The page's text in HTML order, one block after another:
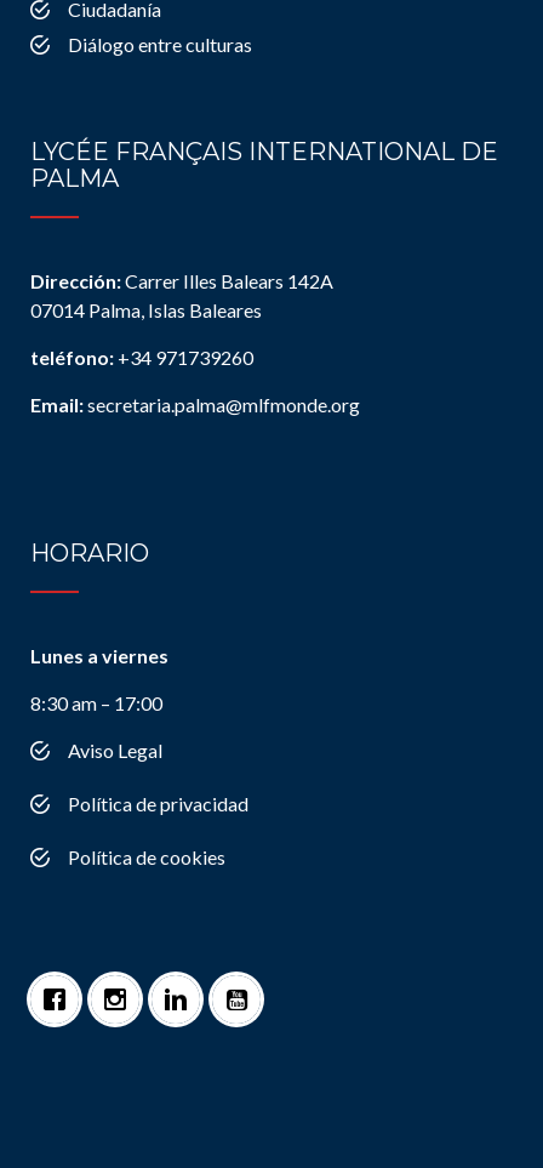
Ciudadanía
Diálogo entre culturas
LYCÉE FRANÇAIS INTERNATIONAL DE
PALMA
Dirección:Carrer Illes Balears 142A
07014 Palma, Islas Baleares
teléfono: +34 971739260
Email:secretaria.palma@mlfmonde.org
HORARIO
Lunes a viernes
8:30 am – 17:00
Aviso Legal
Política de privacidad
Política de cookies